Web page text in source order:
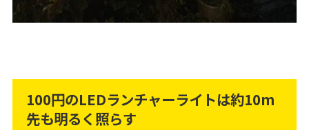
100円のLEDランチャーライトは約10m
先も明るく照らす